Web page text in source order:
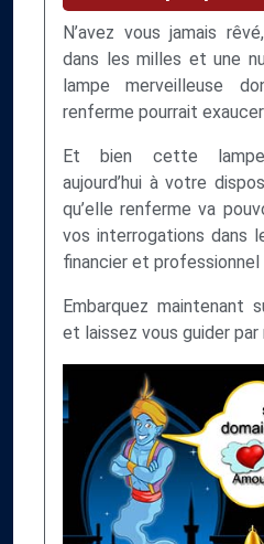
N’avez vous jamais
dans les milles et une
lampe merveilleuse
renferme pourrait
Et bien cette
aujourd’hui à votre
qu’elle renferme va
vos interrogations dans
financier et professionnel
Embarquez maintenant
et laissez vous guider par